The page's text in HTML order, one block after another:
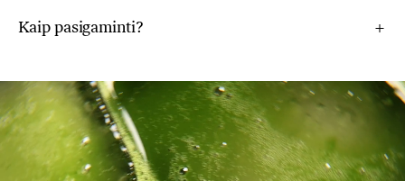
Kaip pasigaminti?